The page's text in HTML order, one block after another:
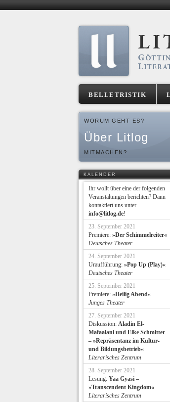
BELLETRISTIK
WORUM GEHT ES?
Über Litlog
MITMACHEN?
KALENDER
Ihr wollt über eine der folgenden
Veranstaltungen berichten? Dann
kontaktiert uns unter
info@litlog.de!
23. September 2021
Premiere: »Der Schimmelreiter«
Deutsches Theater
24. September 2021
Uraufführung: »Pop Up (Play)«
Deutsches Theater
25. September 2021
Premiere: »Heilig Abend«
Junges Theater
27. September 2021
Diskussion: Aladin El-
Mafaalani und Elke Schmitter
– »Repräsentanz im Kultur-
und Bildungsbetrieb«
Literarisches Zentrum
28. September 2021
Lesung: Yaa Gyasi –
»Transcendent Kingdom«
Literarisches Zentrum